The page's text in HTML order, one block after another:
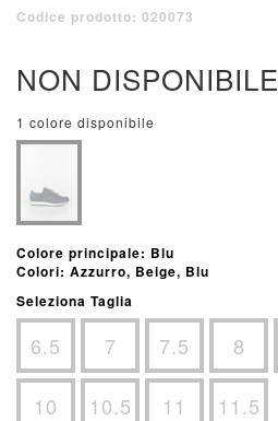
Codice prodotto: 020073
NON DISPONIBILE
1 colore disponibile
Colore principale: Blu
Colori: Azzurro, Beige, Blu
Seleziona Taglia
6.5 7 7.5 8
10 10.5 11 11.5